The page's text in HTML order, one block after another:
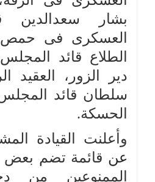
بشار سعدالدين
العسكرى فى
الطلاع قائد
دير الزور، العقيد
سلطان قائد
الحسكة.
وأعلنت القيادة
عن قائمة تضم بعض
الممنوعين من